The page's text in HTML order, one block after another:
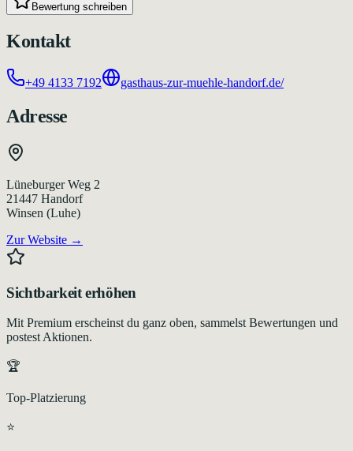
Bewertung schreiben
Kontakt
+49 4133 7192 gasthaus-zur-muehle-handorf.de/
Adresse
Lüneburger Weg 2
21447 Handorf
Winsen (Luhe)
Zur Website →
Sichtbarkeit erhöhen
Mit Premium erscheinst du ganz oben, sammelst Bewertungen und
postest Aktionen.
🏆
Top-Platzierung
⭐